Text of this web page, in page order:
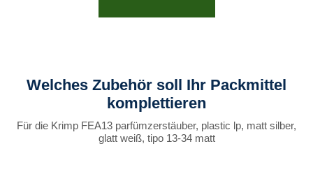
Welches Zubehör soll Ihr Packmittel
komplettieren
Für die Krimp FEA13 parfümzerstäuber, plastic lp, matt silber,
glatt weiß, tipo 13-34 matt